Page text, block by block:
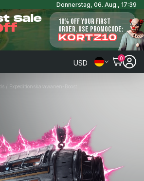
Donnerstag, 06. Aug., 17:39
Sale
10% OFF YOUR FIRST
ORDER. USE PROMOCODE:
KORTZ10
USD
0
/ Expeditionskarawanen-Boost